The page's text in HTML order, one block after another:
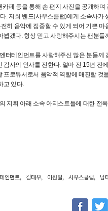
페 등을 통해 손 편지 사진을 공개하
. 저희 밴드(사우스클럽)에게 소속사
히 음악에 집중할 수 있게 되어 기쁜
뵙겠다. 항상 믿고 사랑해주시는 팬분
터테인먼트를 사랑해주신 많은 분들
감사의 인사를 전한다. 얼마 전 15년
프로듀서로서 음악적 역할에 매진할
고 있다.
지휘 아래 소속 아티스트들에 대한
인먼트, 김태우, 이원일, 사우스클럽, 남